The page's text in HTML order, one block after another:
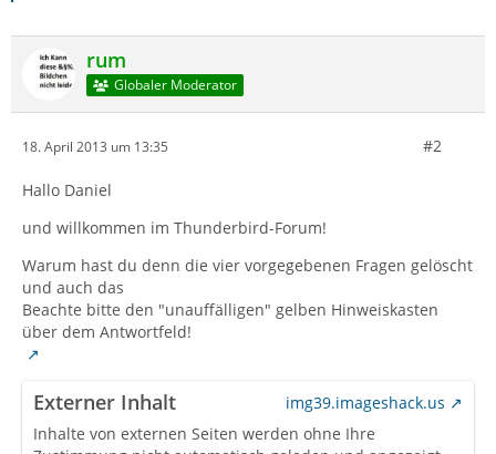
rum
Globaler Moderator
18. April 2013 um 13:35 #2
Hallo Daniel
und willkommen im Thunderbird-Forum!
Warum hast du denn die vier vorgegebenen Fragen gelöscht
und auch das
Beachte bitte den "unauffälligen" gelben Hinweiskasten
über dem Antwortfeld!
Externer Inhalt
img39.imageshack.us
Inhalte von externen Seiten werden ohne Ihre